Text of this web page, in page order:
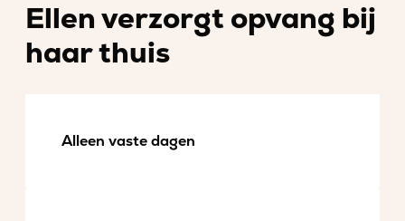
Ellen verzorgt opvang bij
haar thuis
Alleen vaste dagen